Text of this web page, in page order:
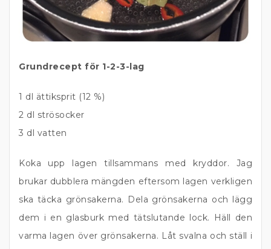
Grundrecept för 1-2-3-lag
1 dl ättiksprit (12 %)
2 dl strösocker
3 dl vatten
Koka upp lagen tillsammans med kryddor. Jag
brukar dubblera mängden eftersom lagen verkligen
ska täcka grönsakerna. Dela grönsakerna och lägg
dem i en glasburk med tätslutande lock. Häll den
varma lagen över grönsakerna. Låt svalna och ställ i